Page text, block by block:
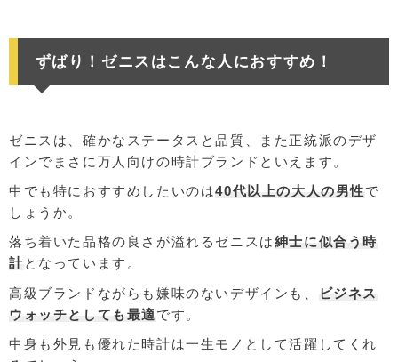
ずばり！ゼニスはこんな人におすすめ！
ゼニスは、確かなステータスと品質、また正統派のデザ
インでまさに万人向けの時計ブランドといえます。
中でも特におすすめしたいのは40代以上の大人の男性で
しょうか。
落ち着いた品格の良さが溢れるゼニスは紳士に似合う時
計となっています。
高級ブランドながらも嫌味のないデザインも、
ビジネス
ウォッチとしても最適 です。
中身も外見も優れた時計は一生モノとして活躍してくれ